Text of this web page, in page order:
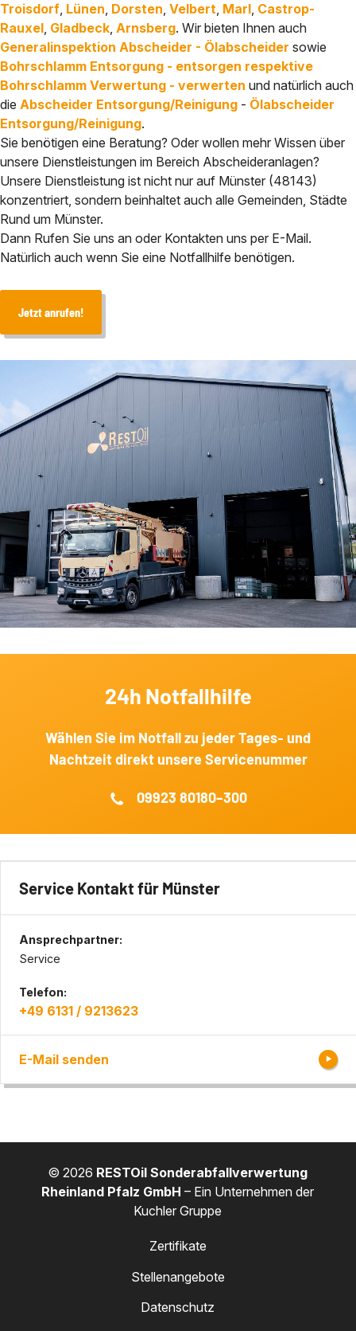
Troisdorf, Lünen, Dorsten, Velbert, Marl, Castrop-
Rauxel, Gladbeck, Arnsberg. Wir bieten Ihnen auch
Generalinspektion Abscheider - Ölabscheider sowie
Bohrschlamm Entsorgung - entsorgen respektive
Bohrschlamm Verwertung - verwerten und natürlich auch
die Abscheider Entsorgung/Reinigung - Ölabscheider
Entsorgung/Reinigung.
Sie benötigen eine Beratung? Oder wollen mehr Wissen über
unsere Dienstleistungen im Bereich Abscheideranlagen?
Unsere Dienstleistung ist nicht nur auf Münster (48143)
konzentriert, sondern beinhaltet auch alle Gemeinden, Städte
Rund um Münster.
Dann Rufen Sie uns an oder Kontakten uns per E-Mail.
Natürlich auch wenn Sie eine Notfallhilfe benötigen.
Jetzt anrufen!
24h Notfallhilfe
Wählen Sie im Notfall zu jeder Tages‐ und
Nachtzeit direkt unsere Servicenummer
09923 80180–300
Service Kontakt für Münster
Ansprechpartner:
Service
Telefon:
+49 6131 / 9213623
E-Mail senden
© 2026 RESTOil Sonderabfallverwertung
Rheinland Pfalz GmbH – Ein Unternehmen der
Kuchler Gruppe
Zertifikate
Stellenangebote
Datenschutz